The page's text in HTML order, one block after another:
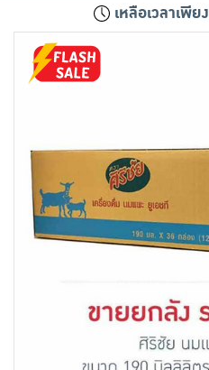
เครื่องดื่มและผงชงดื่ม
เครื่องปรุงรสและของแห้ง
อาหารสด ผัก ผลไม้และเบเกอรี่
มือถือ
พระเครื่อง test pop
เหลือเวลาเพียง